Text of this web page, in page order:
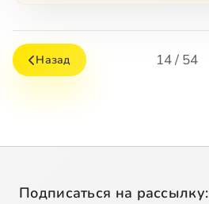
Назад 14 / 54
Подписаться на рассылку: